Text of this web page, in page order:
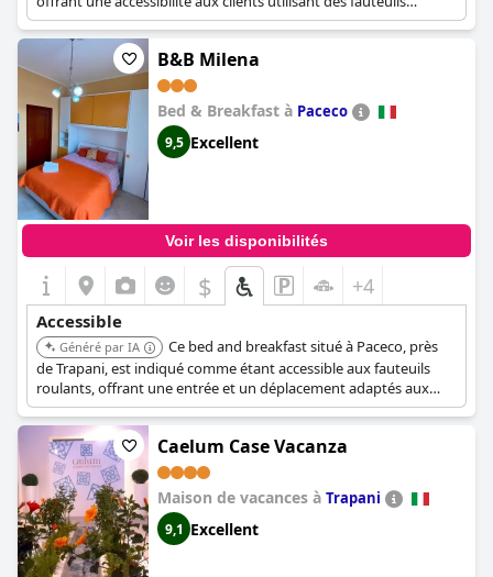
soutien font d'Appartamenti Trapani Inune option appropriée
pour les voyageurs handicapés.
roulants.
B&B Milena
Bed & Breakfast à Paceco
9,5 Excellent
Voir les disponibilités
$ +4
Accessible
Généré par IA
Ce bed and breakfast situé à Paceco, près
de Trapani, est indiqué comme étant accessible aux fauteuils
roulants, offrant une entrée et un déplacement adaptés aux
utilisateurs de fauteuils roulants.
Caelum Case Vacanza
Maison de vacances à Trapani
9,1 Excellent